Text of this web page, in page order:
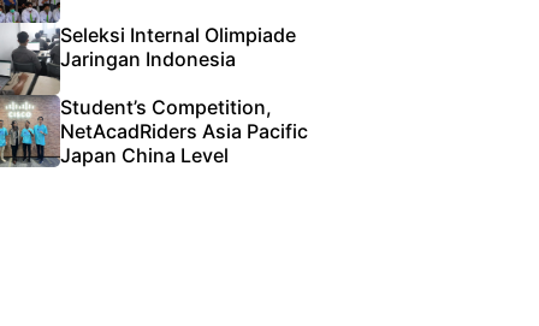
Seleksi Internal Olimpiade
Jaringan Indonesia
Student’s Competition,
NetAcadRiders Asia Pacific
Japan China Level